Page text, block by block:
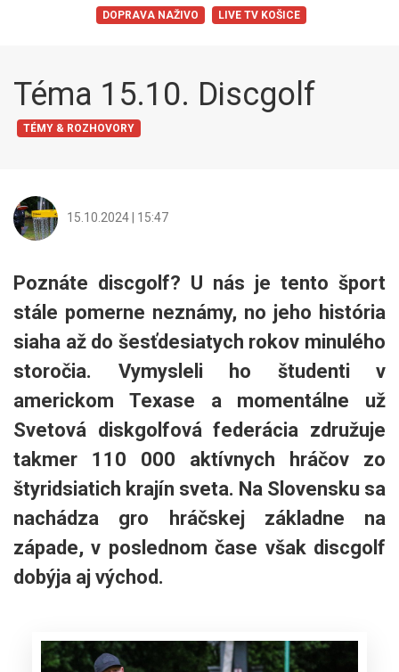
DOPRAVA NAŽIVO LIVE TV KOŠICE
Téma 15.10. Discgolf
TÉMY & ROZHOVORY
15.10.2024 | 15:47
Poznáte discgolf? U nás je tento šport
stále pomerne neznámy, no jeho história
siaha až do šesťdesiatych rokov minulého
storočia. Vymysleli ho študenti v
americkom Texase a momentálne už
Svetová diskgolfová federácia združuje
takmer 110 000 aktívnych hráčov zo
štyridsiatich krajín sveta. Na Slovensku sa
nachádza gro hráčskej základne na
západe, v poslednom čase však discgolf
dobýja aj východ.